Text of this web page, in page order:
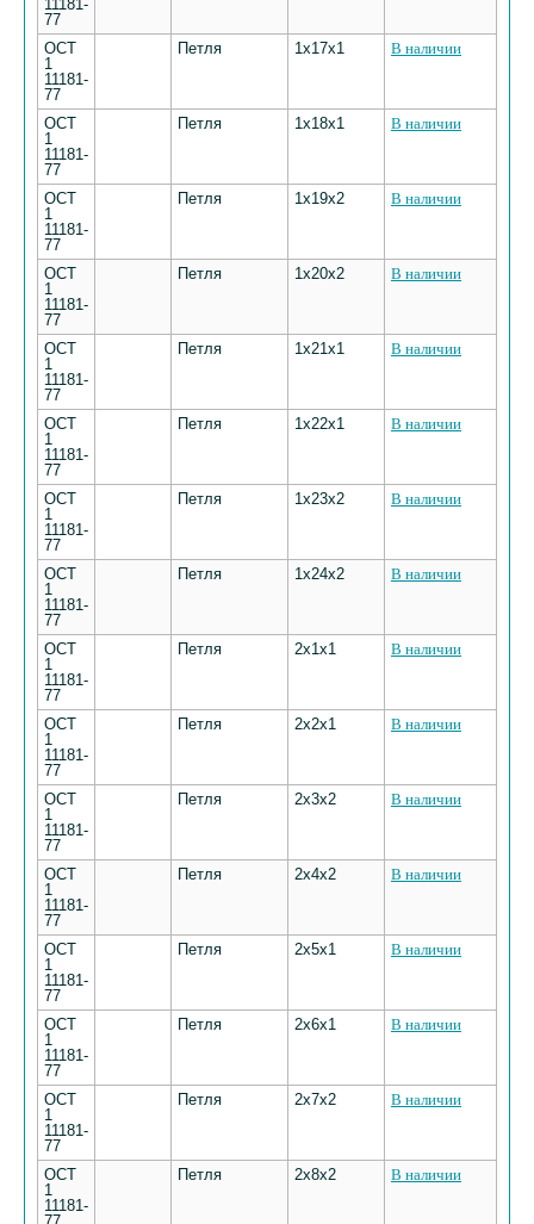
11181-
77
ОСТ
1
11181-
77
Петля 1х17х1 В наличии
ОСТ
1
11181-
77
Петля 1х18х1 В наличии
ОСТ
1
11181-
77
Петля 1х19х2 В наличии
ОСТ
1
11181-
77
Петля 1х20х2 В наличии
ОСТ
1
11181-
77
Петля 1х21х1 В наличии
ОСТ
1
11181-
77
Петля 1х22х1 В наличии
ОСТ
1
11181-
77
Петля 1х23х2 В наличии
ОСТ
1
11181-
77
Петля 1х24х2 В наличии
ОСТ
1
11181-
77
Петля 2х1х1 В наличии
ОСТ
1
11181-
77
Петля 2х2х1 В наличии
ОСТ
1
11181-
77
Петля 2х3х2 В наличии
ОСТ
1
11181-
77
Петля 2х4х2 В наличии
ОСТ
1
11181-
77
Петля 2х5х1 В наличии
ОСТ
1
11181-
77
Петля 2х6х1 В наличии
ОСТ
1
11181-
77
Петля 2х7х2 В наличии
ОСТ
1
11181-
Петля 2х8х2 В наличии